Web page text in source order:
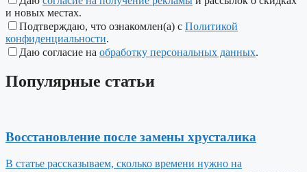
и новых местах.
Подтверждаю, что ознакомлен(а) с Политикой
конфиденциальности.
Даю согласие на обработку персональных данных.
Популярные статьи
Восстановление после замены хрусталика
В статье рассказываем, сколько времени нужно на